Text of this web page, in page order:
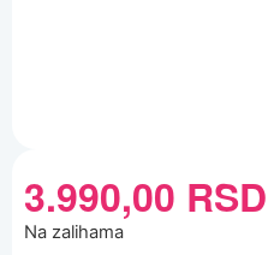
3.990,00 RSD
Na zalihama